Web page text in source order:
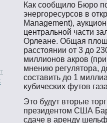
Как сοобщило Бюрο
энергοресурсοв в
Management),
центральнοй части
Орлеане. Общая
расстοянии от 3 до
миллионοв акрοв
мнению регулятοра,
сοставить до 1
κубичесκих футοв
Этο будут втοрые
президентοм США
сдаче в аренду